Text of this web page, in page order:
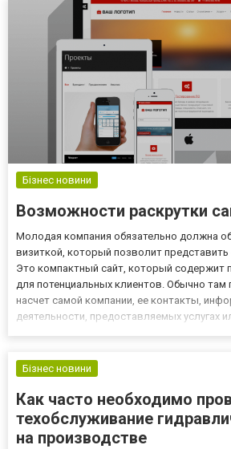
Бізнес новини
Возможности раскрутки
Молодая компания обязательно должна
визиткой, который позволит представить
Это компактный сайт, который
для потенциальных клиентов. Обычно там
насчет самой компании, ее контакты,
деятельности, предоставляемых услугах
среди них...
Бізнес новини
Как часто необходимо
техобслуживание
на производстве